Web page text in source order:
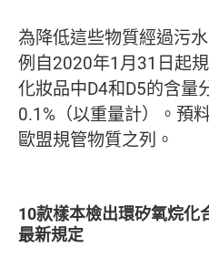
為降低這些物質經過污
例自2020年1月31日起
化妝品中D4和D5的含量
0.1%（以重量計）。預
歐盟規管物質之列。
10款樣本檢出環矽氧烷
最新規定